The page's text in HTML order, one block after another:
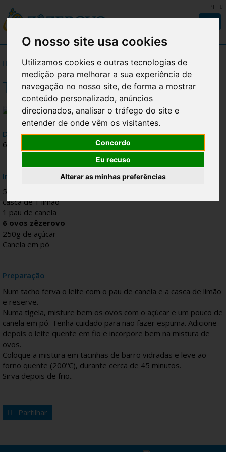
O nosso site usa cookies
Utilizamos cookies e outras tecnologias de
medição para melhorar a sua experiência de
navegação no nosso site, de forma a mostrar
conteúdo personalizado, anúncios
direcionados, analisar o tráfego do site e
entender de onde vêm os visitantes.
Concordo
Eu recuso
Alterar as minhas preferências
Produtos
Produção
Qualidade
Receitas
PT
Voltar para a lista de receitas
TIGELADAS
DOSES TEMPO DIFICULDADE
6 55min. Fácil
Ingredientes
500ml de leite
casca de 1 limão
1 pau de canela
6 ovos zêzerovo
250g de açúcar
Canela em pó
Preparação
Num tacho ferva o leite com o pau de canela e a casca de limão
e reserve.
Numa tigela, misture bem os ovos com o açúcar e um pouco de
canela em pó. Tenha cuidado para não fazer espuma. Adicione
depois o leite quente em fio e incorpore bem na mistura de
ovos.
Coloque a mistura em tacinhas de barro vidradas e leve ao
forno quente (200ºC), durante cerca de 45 minutos.
Sirva depois de frio..
Partilhar